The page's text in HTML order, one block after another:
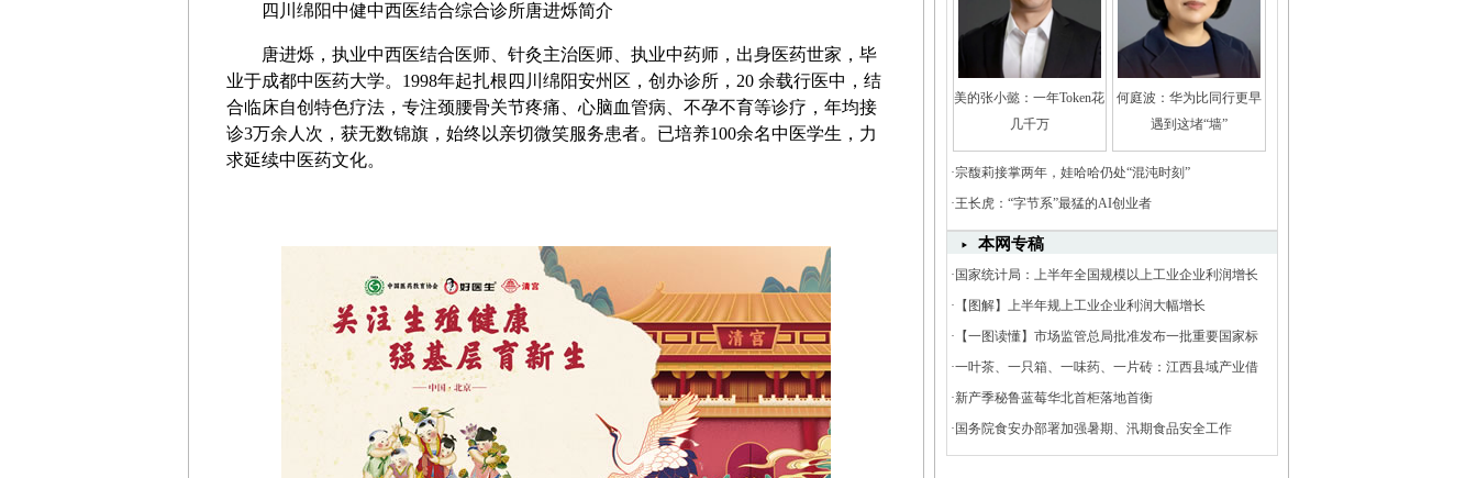
四川绵阳中健中西医结合综合诊所唐进烁简介
唐进烁，执业中西医结合医师、针灸主治医师、执业中药师，出身医药世家，毕
业于成都中医药大学。1998年起扎根四川绵阳安州区，创办诊所，20 余载行医中，结
合临床自创特色疗法，专注颈腰骨关节疼痛、心脑血管病、不孕不育等诊疗，年均接
诊3万余人次，获无数锦旗，始终以亲切微笑服务患者。已培养100余名中医学生，力
求延续中医药文化。
美的张小懿：一年Token花
几千万
何庭波：华为比同行更早
遇到这堵“墙”
·宗馥莉接掌两年，娃哈哈仍处“混沌时刻”
·王长虎：“字节系”最猛的AI创业者
本网专稿
· 国家统计局：上半年全国规模以上工业企业利润增长
18.7%
· 【图解】上半年规上工业企业利润大幅增长
· 【一图读懂】市场监管总局批准发布一批重要国家标
准
·一叶茶、一只箱、一味药、一片砖：江西县域产业借
展破题调查
·新产季秘鲁蓝莓华北首柜落地首衡
· 国务院食安办部署加强暑期、汛期食品安全工作